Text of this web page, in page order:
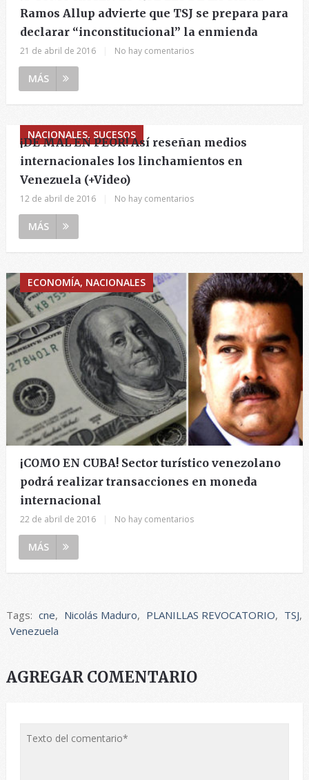
Ramos Allup advierte que TSJ se prepara para
declarar “inconstitucional” la enmienda
21 de abril de 2016 No hay comentarios
MÁS
NACIONALES, SUCESOS
¡DE MAL EN PEOR! Así reseñan medios
internacionales los linchamientos en
Venezuela (+Video)
12 de abril de 2016 No hay comentarios
MÁS
ECONOMÍA, NACIONALES
¡COMO EN CUBA! Sector turístico venezolano
podrá realizar transacciones en moneda
internacional
22 de abril de 2016 No hay comentarios
MÁS
Tags: cne, Nicolás Maduro, PLANILLAS REVOCATORIO, TSJ,
Venezuela
AGREGAR COMENTARIO